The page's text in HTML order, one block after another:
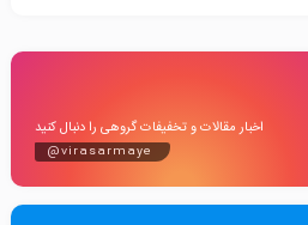
اخبار مقالات و تخفیفات گروهی را دنبال کنید
@virasarmaye